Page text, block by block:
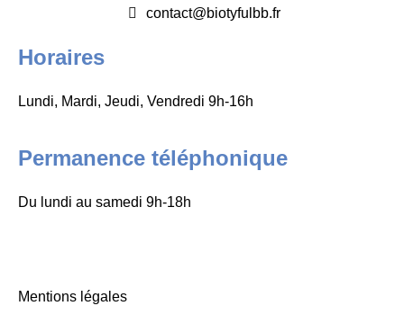
contact@biotyfulbb.fr
Horaires
Lundi, Mardi, Jeudi, Vendredi 9h-16h
Permanence téléphonique
Du lundi au samedi 9h-18h
Mentions légales